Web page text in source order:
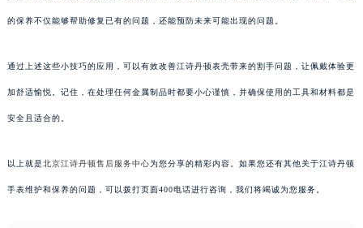
的保养不仅能够帮助修复已有的问题，还能预防未来可能出现的问题。
通过上述这些小技巧的应用，可以有效改善江诗丹顿表壳带来的割手问题，让佩戴体验更
加舒适愉悦。记住，在处理任何金属制品时都要小心谨慎，并确保使用的工具和材料都是
安全且适合的。
以上就是北京江诗丹顿售后服务中心为您分享的精彩内容。如果您还有其他关于江诗丹顿
手表维护和保养的问题，可以拨打页面400电话进行咨询，我们将竭诚为您服务。